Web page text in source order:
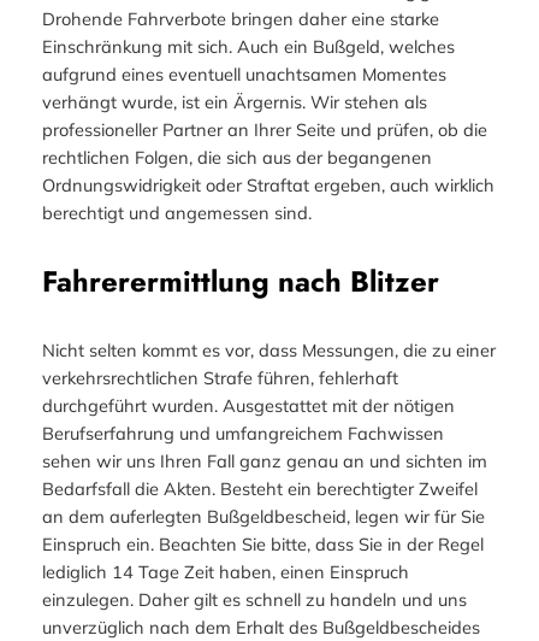
Drohende Fahrverbote bringen daher eine starke
Einschränkung mit sich. Auch ein Bußgeld, welches
aufgrund eines eventuell unachtsamen Momentes
verhängt wurde, ist ein Ärgernis. Wir stehen als
professioneller Partner an Ihrer Seite und prüfen, ob die
rechtlichen Folgen, die sich aus der begangenen
Ordnungswidrigkeit oder Straftat ergeben, auch wirklich
berechtigt und angemessen sind.
Fahrerermittlung nach Blitzer
Nicht selten kommt es vor, dass Messungen, die zu einer
verkehrsrechtlichen Strafe führen, fehlerhaft
durchgeführt wurden. Ausgestattet mit der nötigen
Berufserfahrung und umfangreichem Fachwissen
sehen wir uns Ihren Fall ganz genau an und sichten im
Bedarfsfall die Akten. Besteht ein berechtigter Zweifel
an dem auferlegten Bußgeldbescheid, legen wir für Sie
Einspruch ein. Beachten Sie bitte, dass Sie in der Regel
lediglich 14 Tage Zeit haben, einen Einspruch
einzulegen. Daher gilt es schnell zu handeln und uns
unverzüglich nach dem Erhalt des Bußgeldbescheides